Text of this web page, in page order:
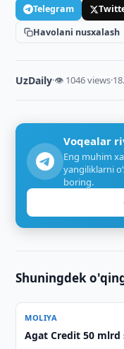
Telegram
Havolani nusxalash
UzDaily·👁 1046 views·
Voqealar
Eng muhim
yangiliklarni
boring.
Shuningdek
MOLIYA
Agat Credit 50